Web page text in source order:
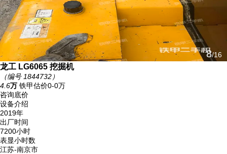
11/16
龙工 LG6065 挖掘机
（编号 1844732）
4.6万 铁甲估价0-0万
咨询底价
设备介绍
2019年
出厂时间
7200小时
表显小时数
江苏-南京市